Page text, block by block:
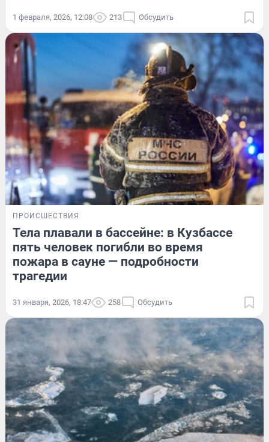
1 февраля, 2026, 12:08 213 Обсудить
ПРОИСШЕСТВИЯ
Тела плавали в бассейне: в Кузбассе
пять человек погибли во время
пожара в сауне — подробности
трагедии
31 января, 2026, 18:47 258 Обсудить